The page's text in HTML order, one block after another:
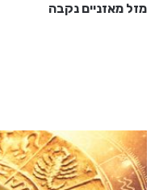
מזל מאזניים נקבה